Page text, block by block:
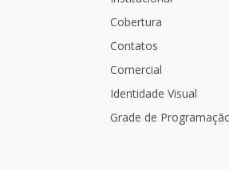
Cobertura
Contatos
Comercial
Identidade Visual
Grade de